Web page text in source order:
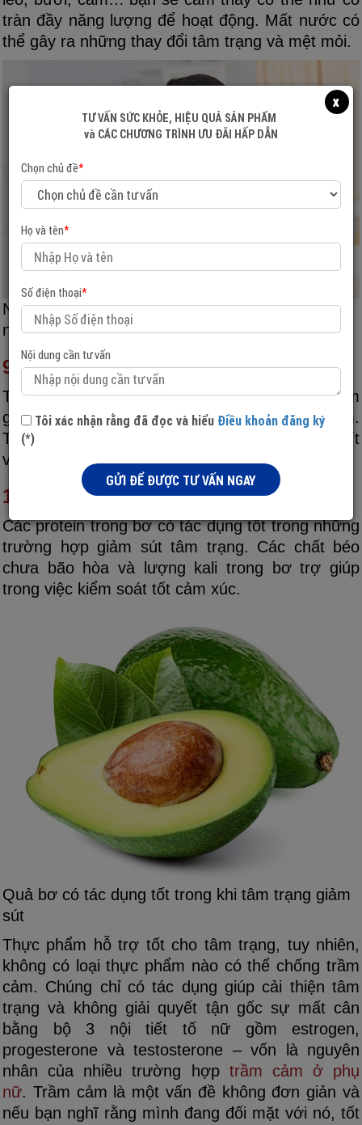
tràn đầy năng lượng để hoạt động. Mất nước có
thể gây ra những thay đổi tâm trạng và mệt mỏi.
Nên uống đầy đủ lượng nước để luôn tràn đầy
năng lượng cho hoạt động mỗi ngày
9. Trứng
Trứng rất giàu vitamin B. Vitamin B có thể làm
giảm mức độ nghiêm trọng của bệnh trầm cảm.
Theo một nghiên cứu, những người tiêu thụ ít
vitamin này có nguy cơ mắc trầm cảm cao.
10. Trái bơ
Các protein trong bơ có tác dụng tốt trong những
trường hợp giảm sút tâm trạng. Các chất béo
chưa bão hòa và lượng kali trong bơ trợ giúp
trong việc kiểm soát tốt cảm xúc.
Quả bơ có tác dụng tốt trong khi tâm trạng giảm
sút
Thực phẩm hỗ trợ tốt cho tâm trạng, tuy nhiên,
không có loại thực phẩm nào có thể chống trầm
cảm. Chúng chỉ có tác dụng giúp cải thiện tâm
trạng và không giải quyết tận gốc sự mất cân
bằng bộ 3 nội tiết tố nữ gồm estrogen,
progesterone và testosterone – vốn là nguyên
nhân của nhiều trường hợp trầm cảm ở phụ
nữ. Trầm cảm là một vấn đề không đơn giản và
nếu bạn nghĩ rằng mình đang đối mặt với nó, tốt
x
TƯ VẤN SỨC KHỎE, HIỆU QUẢ SẢN PHẨM
và CÁC CHƯƠNG TRÌNH ƯU ĐÃI HẤP DẪN
Chọn chủ đề*
Họ và tên*
Số điện thoại*
Nội dung cần tư vấn
Tôi xác nhận rằng đã đọc và hiểu Điều khoản đăng ký
(*)
GỬI ĐỂ ĐƯỢC TƯ VẤN NGAY